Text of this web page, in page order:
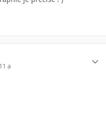
11 a